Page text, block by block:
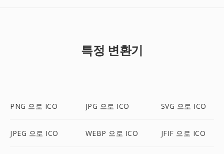
특정 변환기
PNG 으로 ICO JPG 으로 ICO SVG 으로 ICO
JPEG 으로 ICO WEBP 으로 ICO JFIF 으로 ICO